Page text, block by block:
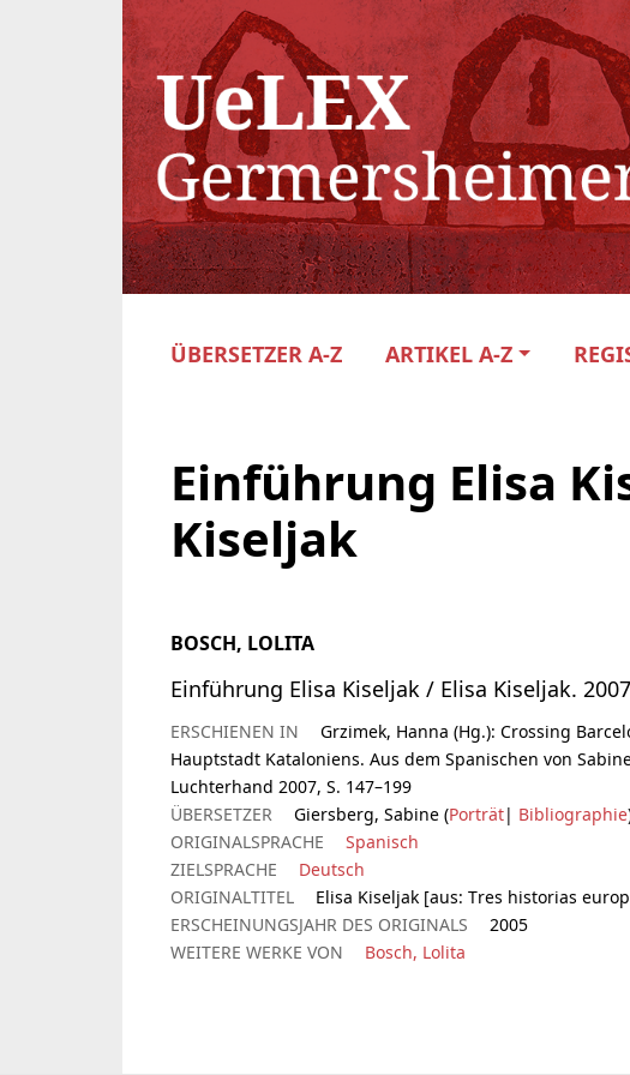
ÜBERSETZER A-Z ARTIKEL A-Z
Einführung Elisa
Kiseljak
BOSCH, LOLITA
Einführung Elisa Kiseljak / Elisa Kiseljak.
ERSCHIENEN IN
Grzimek, Hanna (Hg.): Crossing
Hauptstadt Kataloniens. Aus dem Spanischen von
Luchterhand 2007, S. 147–199
ÜBERSETZER
Giersberg, Sabine (Porträt| Bibliographie
ORIGINALSPRACHE
Spanisch
ZIELSPRACHE
Deutsch
ORIGINALTITEL
Elisa Kiseljak [aus: Tres historias
ERSCHEINUNGSJAHR DES ORIGINALS
2005
WEITERE WERKE VON
Bosch, Lolita